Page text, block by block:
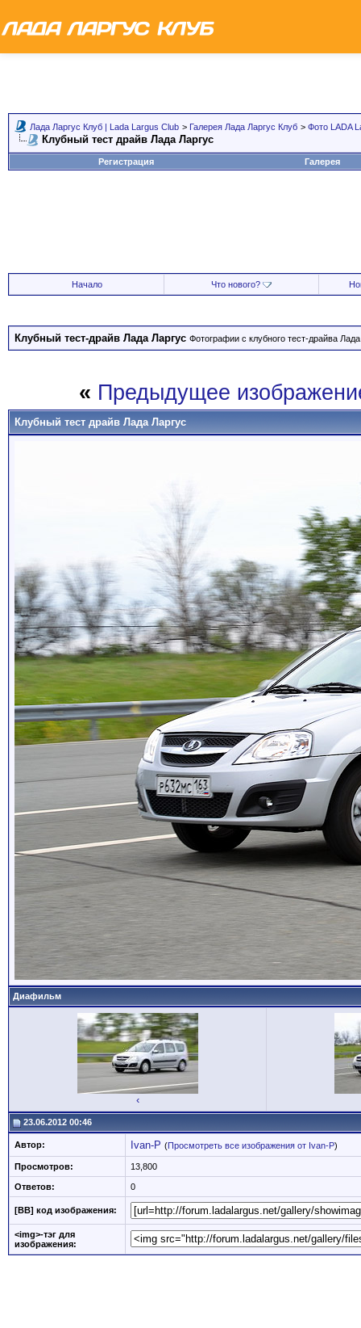
Лада Ларгус Клуб | Lada Largus Club > Галерея Лада Ларгус Клуб > Фото LADA
Клубный тест драйв Лада Ларгус
Регистрация Галерея
Начало Что нового?
Клубный тест-драйв Лада Ларгус Фотографии с клубного тест-драйва
« Предыдущее
Клубный тест драйв Лада Ларгус
Диафильм
‹
23.06.2012 00:46
Автор: Ivan-P (Просмотреть все изображения от Ivan-P)
Просмотров: 13,800
Ответов: 0
[BB] код изображения:
<img>-тэг для
изображения: